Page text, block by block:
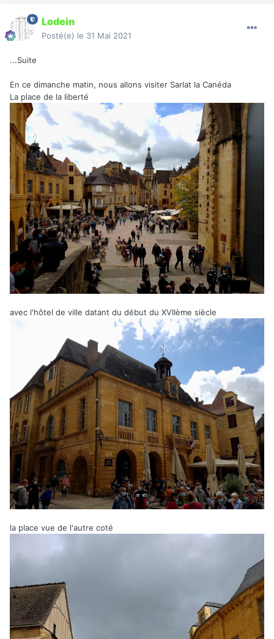
Lodein
Posté(e) le 31 Mai 2021
...Suite
En ce dimanche matin, nous allons visiter Sarlat la Canéda
La place de la liberté
avec l'hôtel de ville datant du début du XVIIème siècle
la place vue de l'autre coté